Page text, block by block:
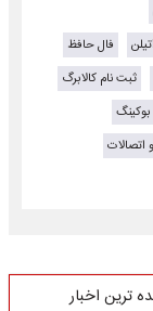
فال حافظ
ثبت نام کالابرگ
بوکینگ
اتصالات
ترین اخبار